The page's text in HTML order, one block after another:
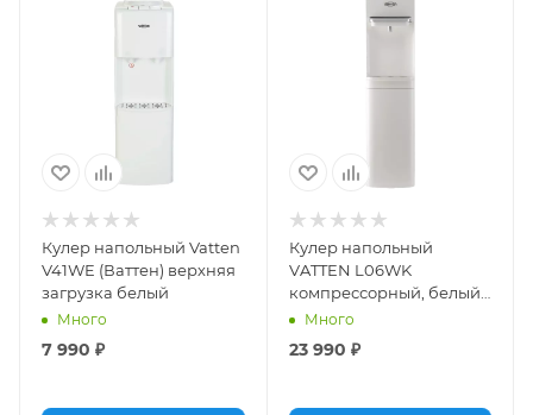
Кулер напольный Vatten
V41WE (Ваттен) верхняя
загрузка белый
Много
7 990 ₽
Кулер напольный
VATTEN L06WK
компрессорный, белый,
нижняя загрузка
Много
23 990 ₽